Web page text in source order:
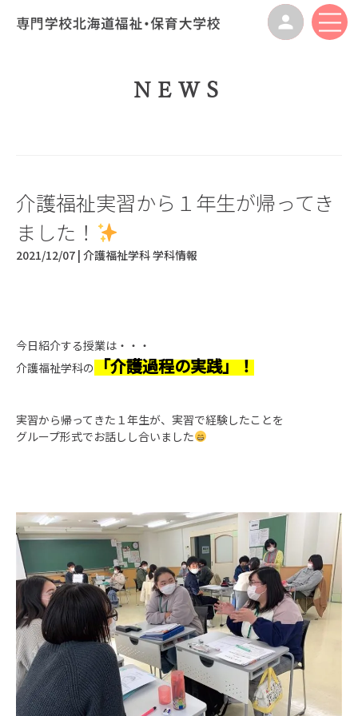
NEWS
介護福祉実習から１年生が帰ってき
ました！
2021/12/07 | 介護福祉学科学科情報
今日紹介する授業は・・・
介護福祉学科の「介護過程の実践」！
実習から帰ってきた１年生が、実習で経験したことを
グループ形式でお話しし合いました